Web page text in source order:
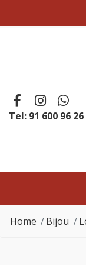
Tel: 91 600 96 26
Home Bijou